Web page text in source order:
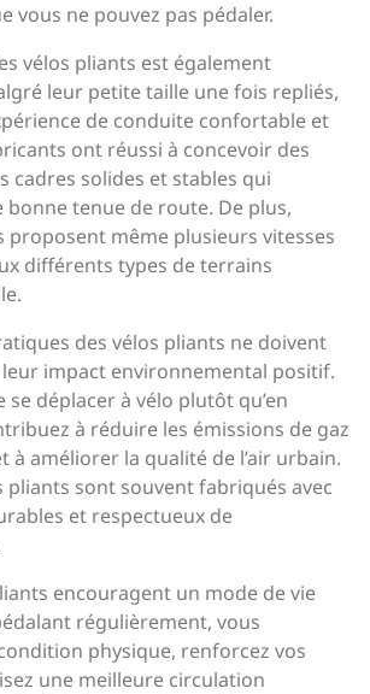
vous ne pouvez pas pédaler.
vélos pliants est également
leur petite taille une fois repliés,
de conduite confortable et
ont réussi à concevoir des
cadres solides et stables qui
tenue de route. De plus,
proposent même plusieurs vitesses
différents types de terrains
des vélos pliants ne doivent
impact environnemental positif.
se déplacer à vélo plutôt qu’en
à réduire les émissions de gaz
à améliorer la qualité de l’air urbain.
pliants sont souvent fabriqués avec
et respectueux de
encouragent un mode de vie
régulièrement, vous
physique, renforcez vos
une meilleure circulation